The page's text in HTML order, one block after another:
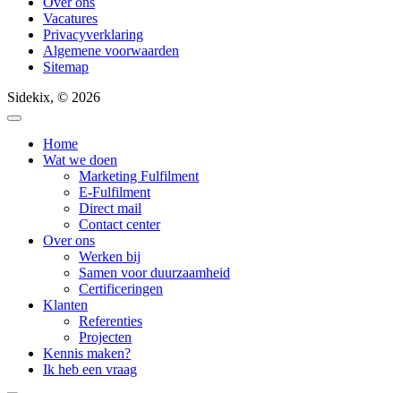
Vacatures
Privacyverklaring
Algemene voorwaarden
Sitemap
Sidekix, © 2026
Home
Wat we doen
Marketing Fulfilment
E-Fulfilment
Direct mail
Contact center
Over ons
Werken bij
Samen voor duurzaamheid
Certificeringen
Klanten
Referenties
Projecten
Kennis maken?
Ik heb een vraag